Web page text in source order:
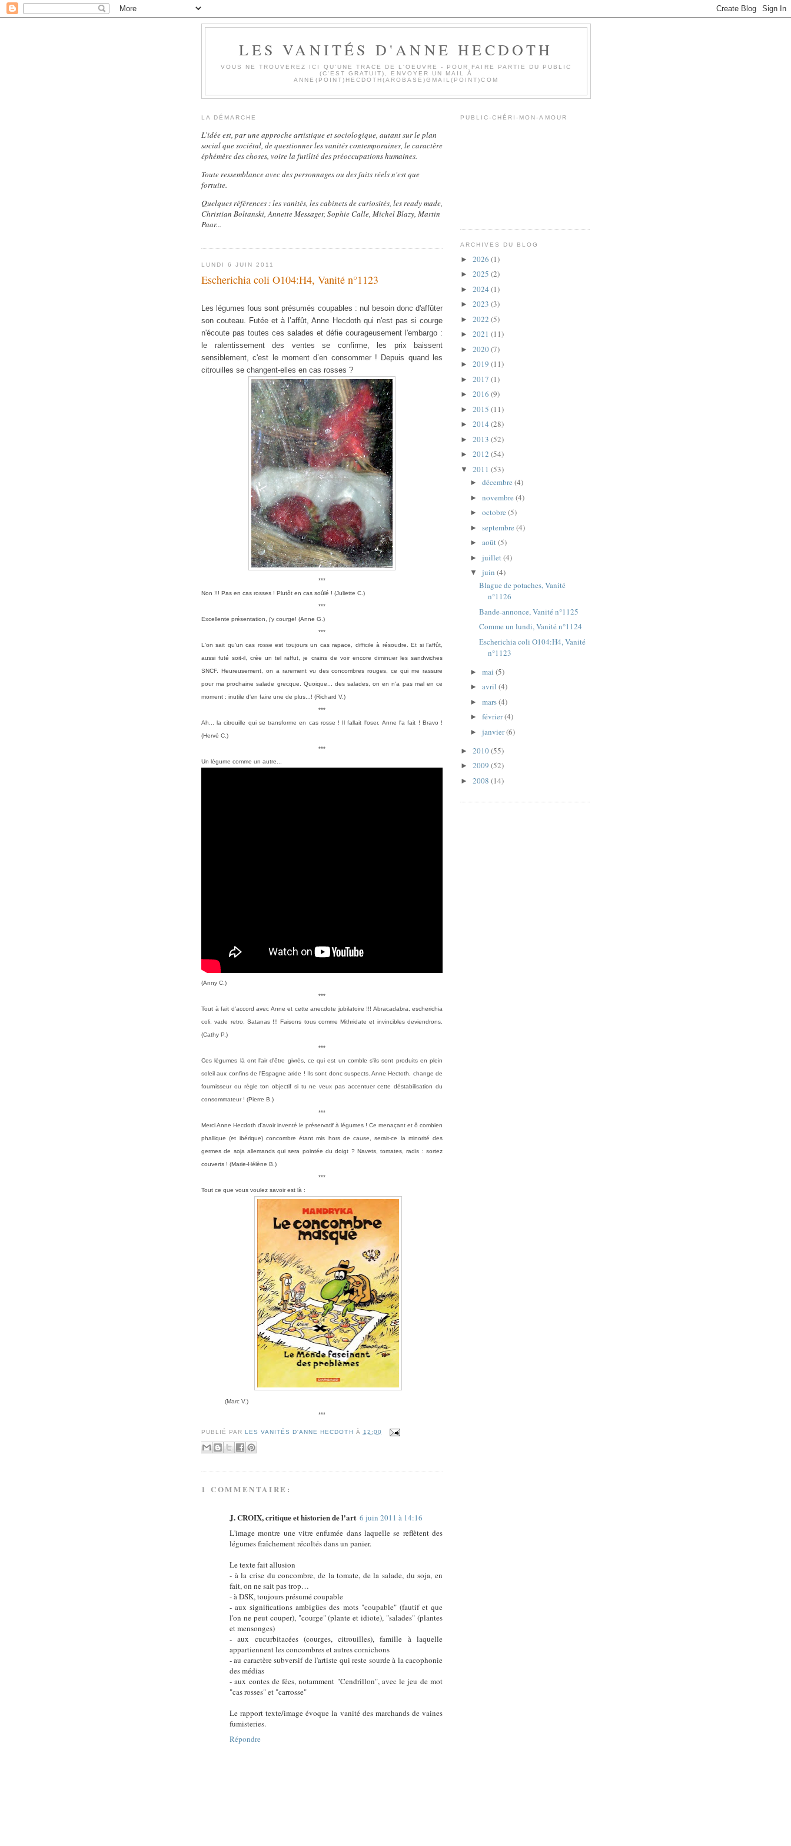
LES VANITÉS D'ANNE HECDOTH
VOUS NE TROUVEREZ ICI QU'UNE TRACE DE L'OEUVRE - POUR FAIRE PARTIE DU PUBLIC
(C'EST GRATUIT), ENVOYER UN MAIL À
ANNE(POINT)HECDOTH(AROBASE)GMAIL(POINT)COM
LA DÉMARCHE
L’idée est, par une approche artistique et sociologique, autant sur le plan
social que sociétal, de questionner les vanités contemporaines, le caractère
éphémère des choses, voire la futilité des préoccupations humaines.
Toute ressemblance avec des personnages ou des faits réels n'est que
fortuite.
Quelques références : les vanités, les cabinets de curiosités, les ready made,
Christian Boltanski, Annette Messager, Sophie Calle, Michel Blazy, Martin
Paar...
LUNDI 6 JUIN 2011
Escherichia coli O104:H4, Vanité n°1123
Les légumes fous sont présumés coupables : nul besoin donc d'affûter
son couteau. Futée et à l’affût, Anne Hecdoth qui n'est pas si courge
n'écoute pas toutes ces salades et défie courageusement l'embargo :
le ralentissement des ventes se confirme, les prix baissent
sensiblement, c'est le moment d’en consommer ! Depuis quand les
citrouilles se changent-elles en cas rosses ?
***
Non !!! Pas en cas rosses ! Plutôt en cas soûlé ! (Juliette C.)
***
Excellente présentation, j'y courge! (Anne G.)
***
L'on sait qu'un cas rosse est toujours un cas rapace, difficile à résoudre. Et si l’affût,
aussi futé soit-il, crée un tel raffut, je crains de voir encore diminuer les sandwiches
SNCF. Heureusement, on a rarement vu des concombres rouges, ce qui me rassure
pour ma prochaine salade grecque. Quoique... des salades, on en n'a pas mal en ce
moment : inutile d'en faire une de plus...! (Richard V.)
***
Ah... la citrouille qui se transforme en cas rosse ! Il fallait l'oser. Anne l'a fait ! Bravo !
(Hervé C.)
***
Un légume comme un autre...
(Anny C.)
***
Tout à fait d'accord avec Anne et cette anecdote jubilatoire !!! Abracadabra, escherichia
coli, vade retro, Satanas !!!Faisons tous comme Mithridate et invincibles deviendrons.
(Cathy P.)
***
Ces légumes là ont l'air d'être givrés, ce qui est un comble s'ils sont produits en plein
soleil aux confins de l'Espagne aride ! Ils sont donc suspects. Anne Hectoth, change de
fournisseur ou règle ton objectif si tu ne veux pas accentuer cette déstabilisation du
consommateur ! (Pierre B.)
***
Merci Anne Hecdoth d'avoir inventé le préservatif à légumes ! Ce menaçant et ô combien
phallique (et ibérique) concombre étant mis hors de cause, serait-ce la minorité des
germes de soja allemands qui sera pointée du doigt ? Navets, tomates, radis : sortez
couverts ! (Marie-Hélène B.)
***
Tout ce que vous voulez savoir est là :
(Marc V.)
***
PUBLIÉ PARLES VANITÉS D'ANNE HECDOTH À 12:00
1 COMMENTAIRE:
J. CROIX, critique et historien de l'art 6 juin 2011 à 14:16
L'image montre une vitre enfumée dans laquelle se reflètent des
légumes fraîchement récoltés dans un panier.
Le texte fait allusion
- à la crise du concombre, de la tomate, de la salade, du soja, en
fait, on ne sait pas trop…
- à DSK, toujours présumé coupable
- aux significations ambigües des mots "coupable" (fautif et que
l'on ne peut couper), "courge" (plante et idiote), "salades" (plantes
et mensonges)
- aux cucurbitacées (courges, citrouilles), famille à laquelle
appartiennent les concombres et autres cornichons
- au caractère subversif de l'artiste qui reste sourde à la cacophonie
des médias
- aux contes de fées, notamment "Cendrillon", avec le jeu de mot
"cas rosses" et "carrosse"
Le rapport texte/image évoque la vanité des marchands de vaines
fumisteries.
Répondre
PUBLIC-CHÉRI-MON-AMOUR
ARCHIVES DU BLOG
► 2026 (1)
► 2025 (2)
► 2024 (1)
► 2023 (3)
► 2022 (5)
► 2021 (11)
► 2020(7)
► 2019 (11)
► 2017 (1)
► 2016 (9)
► 2015 (11)
► 2014 (28)
► 2013 (52)
► 2012 (54)
▼ 2011 (53)
► décembre (4)
► novembre (4)
► octobre (5)
► septembre (4)
► août(5)
► juillet(4)
▼ juin (4)
Blague de potaches, Vanité
n°1126
Bande-annonce, Vanité n°1125
Comme un lundi, Vanité n°1124
Escherichia coli O104:H4, Vanité
n°1123
► mai (5)
► avril (4)
► mars(4)
► février(4)
► janvier(6)
► 2010(55)
► 2009 (52)
► 2008 (14)